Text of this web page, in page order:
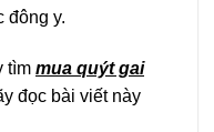
đông y.
tìm mua quýt gai
đọc bài viết này